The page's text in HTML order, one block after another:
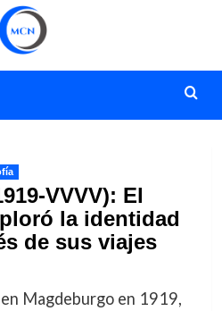
VVVV): El
la identidad
de sus viajes
Magdeburgo en 1919,